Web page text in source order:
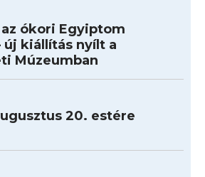
ókori Egyiptom
új kiállítás nyílt a
Múzeumban
20. estére